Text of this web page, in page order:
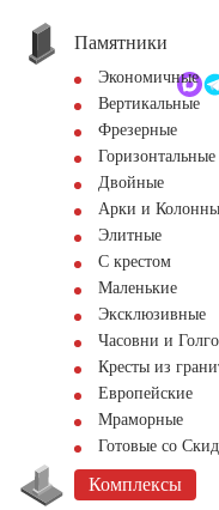
+7 (495) 518-
Обратный звонок
Памятники
Экономичные
Вертикальные
Фрезерные
Горизонтальные
Двойные
Арки и Колонны
Элитные
С крестом
Маленькие
Эксклюзивные
Часовни и
Кресты из
Европейские
Мраморные
Готовые со
Комплексы